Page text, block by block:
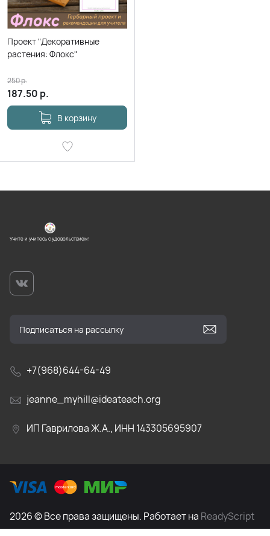
Проект "Декоративные
растения: Флокс"
187.50 р.
250р.
В корзину
Учите и учитесь с удовольствием!
+7(968)644-64-49
jeanne_myhill@ideateach.org
ИП Гаврилова Ж.А., ИНН 143305695907
2026 © Все права защищены. Работает на ReadyScript